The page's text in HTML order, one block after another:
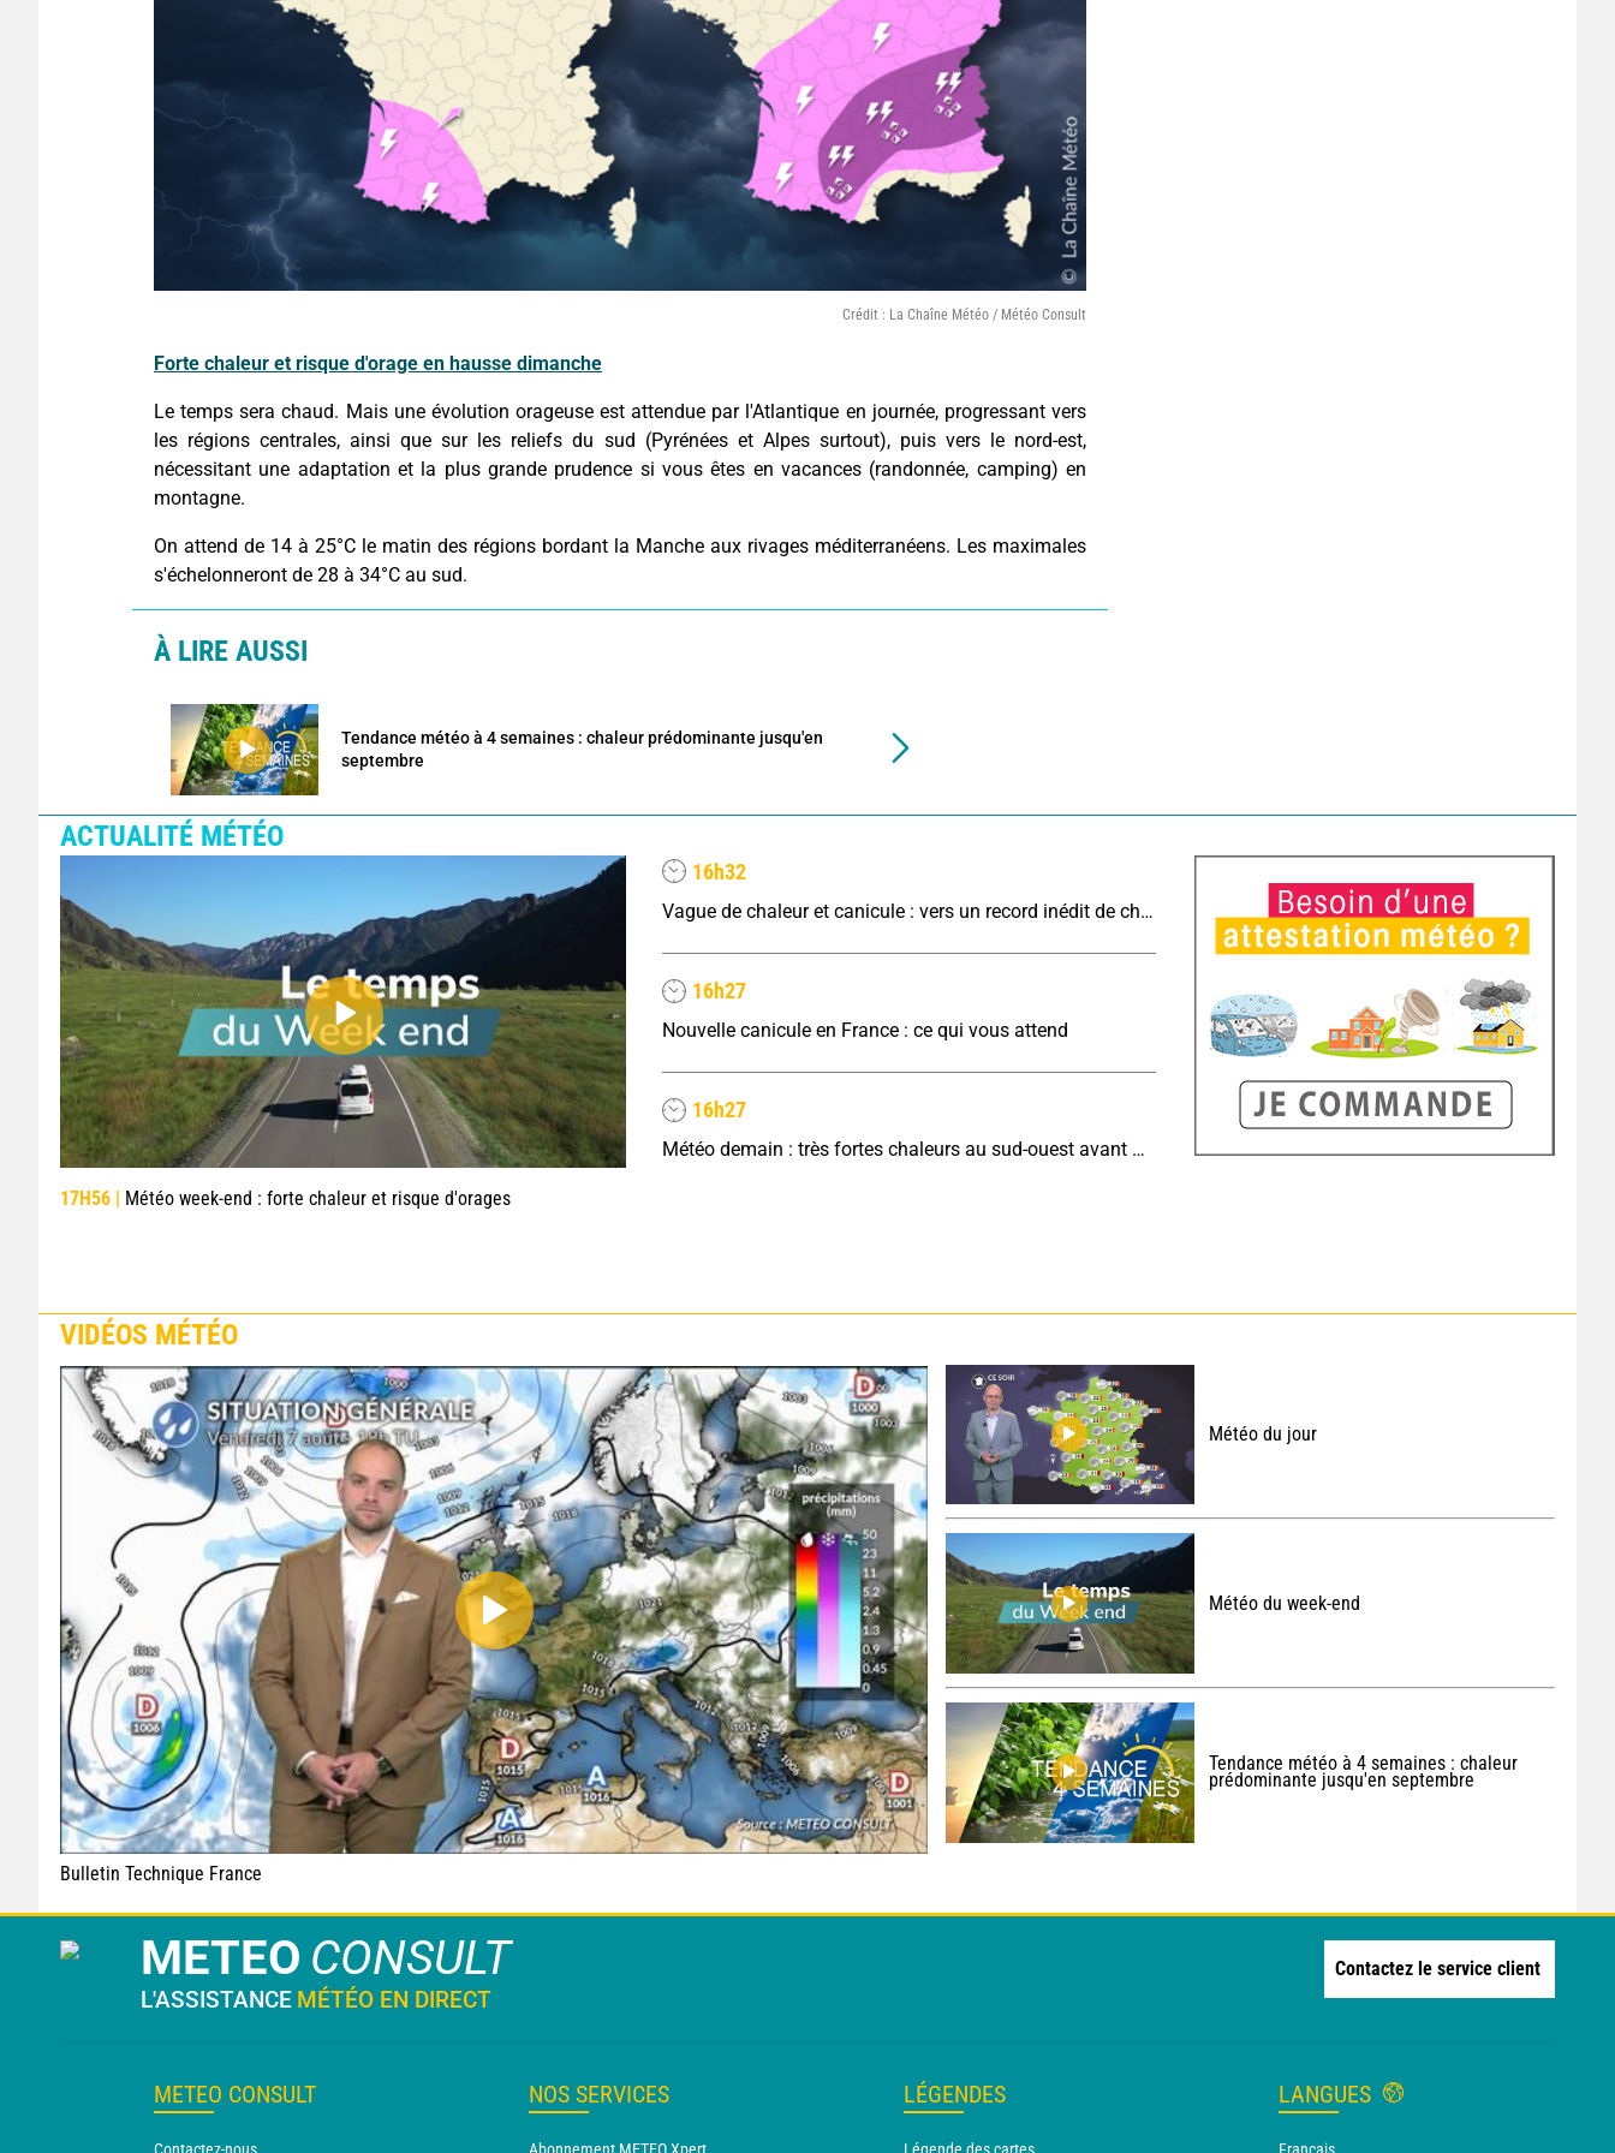
Crédit : La Chaîne Météo / Météo Consult
Forte chaleur et risque d'orage en hausse dimanche
Le temps sera chaud. Mais une évolution orageuse est attendue par l'Atlantique en journée, progressant vers
les régions centrales, ainsi que sur les reliefs du sud (Pyrénées et Alpes surtout), puis vers le nord-est,
nécessitant une adaptation et la plus grande prudence si vous êtes en vacances (randonnée, camping) en
montagne.
On attend de 14 à 25°C le matin des régions bordant la Manche aux rivages méditerranéens. Les maximales
s'échelonneront de 28 à 34°C au sud.
À LIRE AUSSI
Tendance météo à 4 semaines : chaleur prédominante jusqu'en
septembre
ACTUALITÉ MÉTÉO
17H56 | Météo week-end : forte chaleur et risque d'orages
16h32
Vague de chaleur et canicule : vers un record inédit de chaleur durable en France
16h27
Nouvelle canicule en France : ce qui vous attend
16h27
Météo demain : très fortes chaleurs au sud-ouest avant des orages, jusqu'à 39°C
VIDÉOS MÉTÉO
Bulletin Technique France
Météo du jour
Météo du week-end
Tendance météo à 4 semaines : chaleur
prédominante jusqu'en septembre
METEO CONSULT
L'ASSISTANCE MÉTÉO EN DIRECT
Contactez le service client
METEO CONSULT
Contactez-nous
NOS SERVICES
Abonnement METEO Xpert
LÉGENDES
Légende des cartes
LANGUES
Français